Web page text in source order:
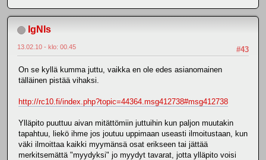
IgNIs
#43
13.02.10 - klo: 00.45
On se kyllä kumma juttu, vaikka en ole edes asianomainen
tälläinen pistää vihaksi.
http://rc10.fi/index.php?topic=44364.msg412738#msg412738
Ylläpito puuttuu aivan mitättömiin juttuihin kun paljon muutakin
tapahtuu, liekö ihme jos joutuu uppimaan useasti ilmoitustaan, kun
väki ilmoittaa kaikki myymänsä osat erikseen tai jättää
merkitsemättä "myydyksi" jo myydyt tavarat, jotta ylläpito voisi